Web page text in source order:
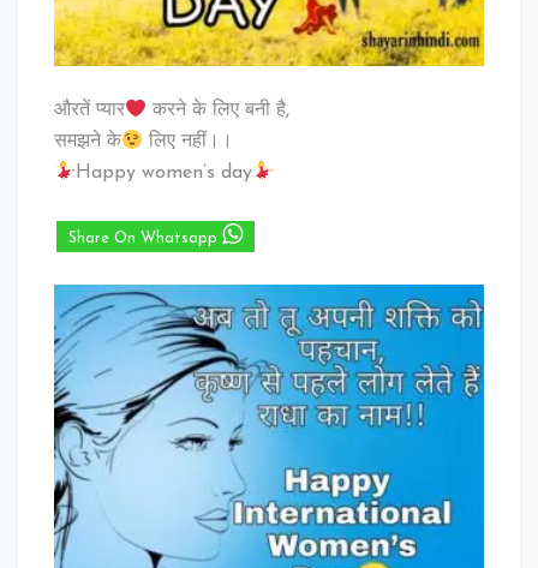
औरतें प्यार
करने के लिए बनी है,
समझने के
लिए नहीं।।
Happy women’s day
Share On Whatsapp